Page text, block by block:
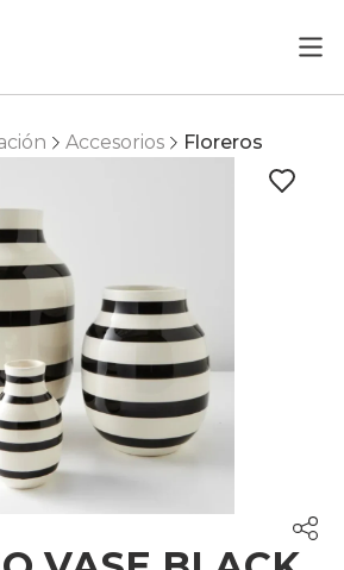
Accesorios Floreros